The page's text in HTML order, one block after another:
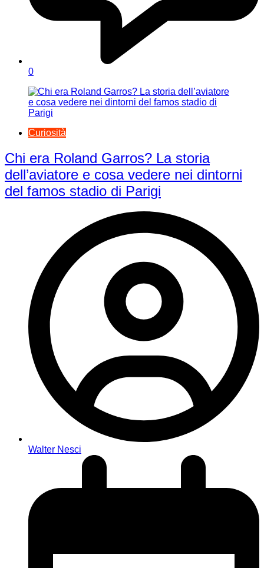
0
Curiosità
Chi era Roland Garros? La storia
dell’aviatore e cosa vedere nei dintorni
del famos stadio di Parigi
Walter Nesci